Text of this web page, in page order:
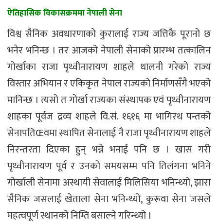
ऐतिहासिक विकासक्रममा नेपाली सेना
विश्व सैनिक अवधारणाको कुरालाई राज्य जत्तिकै पूरानो छ
भनेर भनिन्छ । तर आजको नेपाली सेनाको प्रारम्भ तत्कालिन
गोर्खाका राजा पृथ्वीनारायण शाहले थालनी गरेको राज्य
विस्तार अभियान र एकिकृत नेपाल राज्यको निर्माणसँगै भएको
मानिन्छ । त्यसो त गोर्खा राज्यका संस्थापक एवं पृथ्वीनारायण
शाहका पूर्वज द्रव्य शाहले वि.सं. १६१६ मा भागिरथ पन्तको
सेनापतिŒवमा स्थापित सेनालाई नै राजा पृथ्वीनारायण शाहले
निरन्तरता दिएका हुन् भन्ने भनाई पनि छ । खास गरी
पृथ्वीनारायण पूर्व र उनको समयसम्म पनि तिलंगना भनिने
गोर्खाली सेनामा अस्थायी सेवालाई मिलिसिया भनिन्थ्यो, झारा
सैनिक जसलाई खेताला सेना भनिन्थ्यो, कुरूवा सेना जसले
महत्वपूर्ण स्थानको निम्ति बसाल्ने गरिन्थ्यो ।